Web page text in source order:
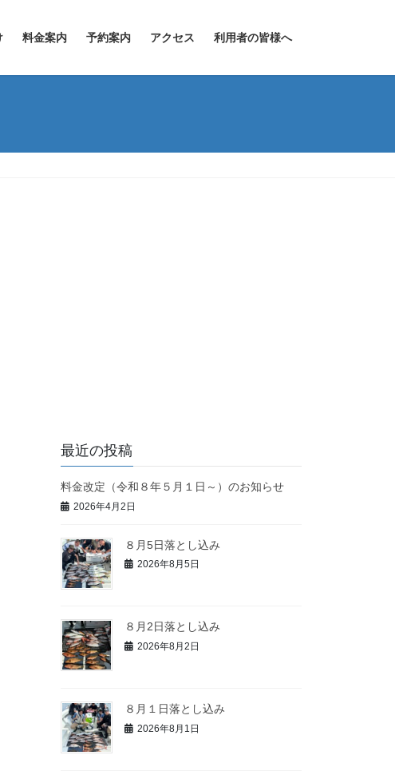
料金案内 予約案内 アクセス 利用者の皆様へ
最近の投稿
料金改定（令和８年５月１日～）のお知らせ
2026年4月2日
８月5日落とし込み
2026年8月5日
８月2日落とし込み
2026年8月2日
８月１日落とし込み
2026年8月1日